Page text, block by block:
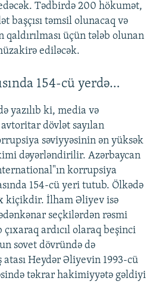
Tədbirdə 200 hökumət,
başçısı təmsil olunacaq və
qaldırılması üçün tələb olunan
ediləcək.
154-cü yerdə…
yazılıb ki, media və
dövlət sayılan
səviyyəsinin ən yüksək
dəyərləndirilir. Azərbaycan
korrupsiya
154-cü yeri tutub. Ölkədə
kiçikdir. İlham Əliyev isə
seçkilərdən rəsmi
ardıcıl olaraq beşinci
sovet dövründə də
atası Heydər Əliyevin 1993-cü
təkrar hakimiyyətə gəldiyi